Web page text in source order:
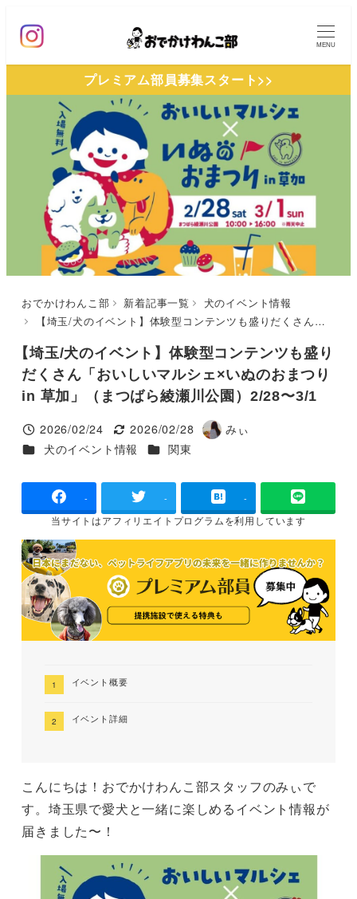
ン
MENU
プレミアム部員募集スタート>>
おでかけわんこ部 新着記事一覧
犬のイベント情報
【埼玉/犬のイベント】体験型コンテンツも盛りだくさん「おいしいマルシェ×いぬのおまつりin 草加」（まつばら綾瀬川公園）2/28〜3/1
【埼玉/犬のイベント】体験型コンテンツも盛り
だくさん「おいしいマルシェ×いぬのおまつり
in 草加」（まつばら綾瀬川公園）2/28〜3/1
投稿日
2026/02/24
更新日
2026/02/28
著
みぃ
カテゴリー
犬のイベント情報 カテゴリー
関東
- - -
当サイトはアフィリエイトプログラムを利用しています
イベント概要
イベント詳細
こんにちは！おでかけわんこ部スタッフのみぃで
す。埼玉県で愛犬と一緒に楽しめるイベント情報が
届きました〜！